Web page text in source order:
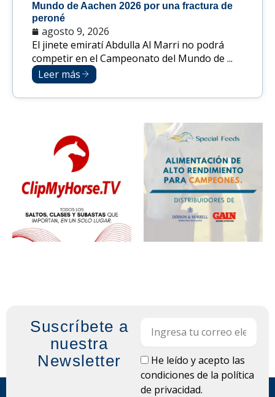
Mundo de Aachen 2026 por una fractura de
peroné
agosto 9, 2026
El jinete emiratí Abdulla Al Marri no podrá
competir en el Campeonato del Mundo de ...
Leer más
Suscríbete a
nuestra
Newsletter
LOPDHe leído y acepto las
condiciones de la política
de privacidad.